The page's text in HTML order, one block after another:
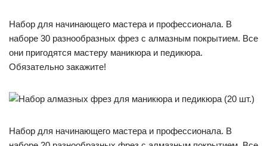
Набор для начинающего мастера и профессионала. В
наборе 30 разнообразных фрез с алмазным покрытием. Все
они пригодятся мастеру маникюра и педикюра.
Обязательно закажите!
Набор для начинающего мастера и профессионала. В